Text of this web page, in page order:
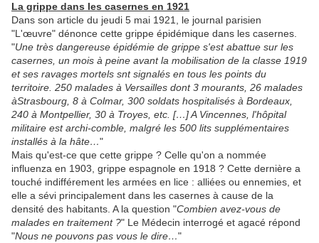
La grippe dans les casernes en 1921
Dans son article du jeudi 5 mai 1921, le journal parisien
"L'œuvre" dénonce cette grippe épidémique dans les casernes.
"Une très dangereuse épidémie de grippe s'est abattue sur les
casernes, un mois à peine avant la mobilisation de la classe 1919
et ses ravages mortels snt signalés en tous les points du
territoire. 250 malades à Versailles dont 3 mourants, 26 malades
àStrasbourg, 8 à Colmar, 300 soldats hospitalisés à Bordeaux,
240 à Montpellier, 30 à Troyes, etc. […] A Vincennes, l'hôpital
militaire est archi-comble, malgré les 500 lits supplémentaires
installés à la hâte…"
Mais qu'est-ce que cette grippe ? Celle qu'on a nommée
influenza en 1903, grippe espagnole en 1918 ? Cette dernière a
touché indifférement les armées en lice : alliées ou ennemies, et
elle a sévi principalement dans les casernes à cause de la
densité des habitants. A la question "Combien avez-vous de
malades en traitement ?" Le Médecin interrogé et agacé répond
"Nous ne pouvons pas vous le dire…"